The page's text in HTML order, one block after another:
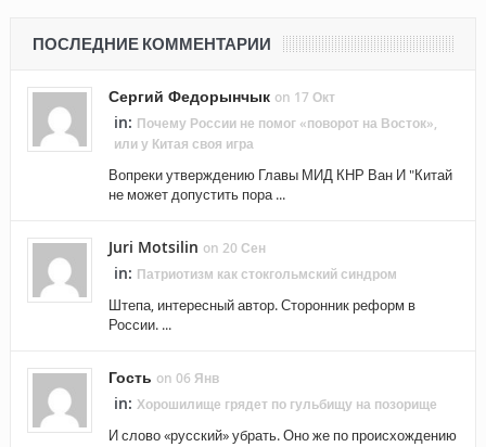
ПОСЛЕДНИЕ КОММЕНТАРИИ
Сергий Федорынчык on 17 Окт
in: Почему России не помог «поворот на Восток»,
или у Китая своя игра
Вопреки утверждению Главы МИД КНР Ван И "Китай
не может допустить пора ...
Juri Motsilin on 20 Сен
in: Патриотизм как стокгольмский синдром
Штепа, интересный автор. Сторонник реформ в
России. ...
Гость on 06 Янв
in: Хорошилище грядет по гульбищу на позорище
И слово «русский» убрать. Оно же по происхождению